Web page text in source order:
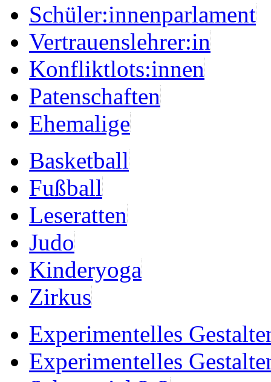
Schüler:innenparlament
Vertrauenslehrer:in
Konfliktlots:innen
Patenschaften
Ehemalige
Basketball
Fußball
Leseratten
Judo
Kinderyoga
Zirkus
Experimentelles
Experimentelles